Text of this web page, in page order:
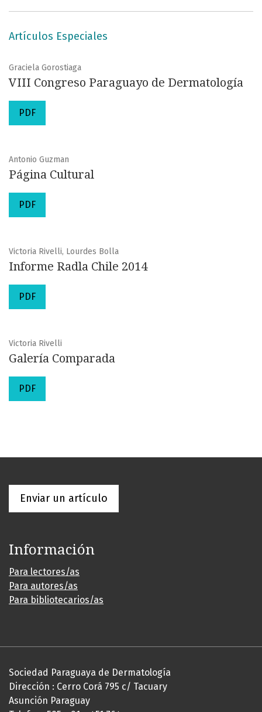
Artículos Especiales
Graciela Gorostiaga
VIII Congreso Paraguayo de Dermatología
PDF
Antonio Guzman
Página Cultural
PDF
Victoria Rivelli, Lourdes Bolla
Informe Radla Chile 2014
PDF
Victoria Rivelli
Galería Comparada
PDF
Enviar un artículo
Información
Para lectores/as
Para autores/as
Para bibliotecarios/as
Sociedad Paraguaya de Dermatología
Dirección : Cerro Corá 795 c/ Tacuary
Asunción Paraguay